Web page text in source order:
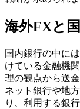
海外FXと
国内銀行の中に
けている金融機
理の観点から送
ネット銀行や地
り、利用する銀